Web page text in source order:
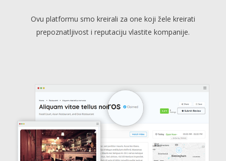
Ovu platformu smo kreirali za one koji žele kreirati
prepoznatljivost i reputaciju vlastite kompanije.